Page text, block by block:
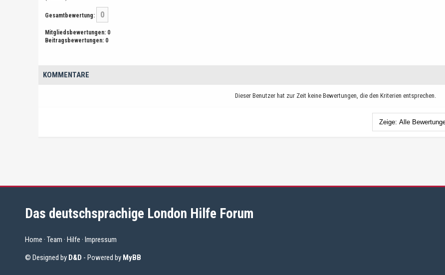
Gesamtbewertung: 0
Mitgliedsbewertungen: 0
Beitragsbewertungen: 0
KOMMENTARE
Dieser Benutzer hat zur Zeit keine Bewertungen, die den Kriterien entsprechen.
Das deutschsprachige London Hilfe Forum
Home · Team · Hilfe · Impressum
© Designed by D&D - Powered by MyBB